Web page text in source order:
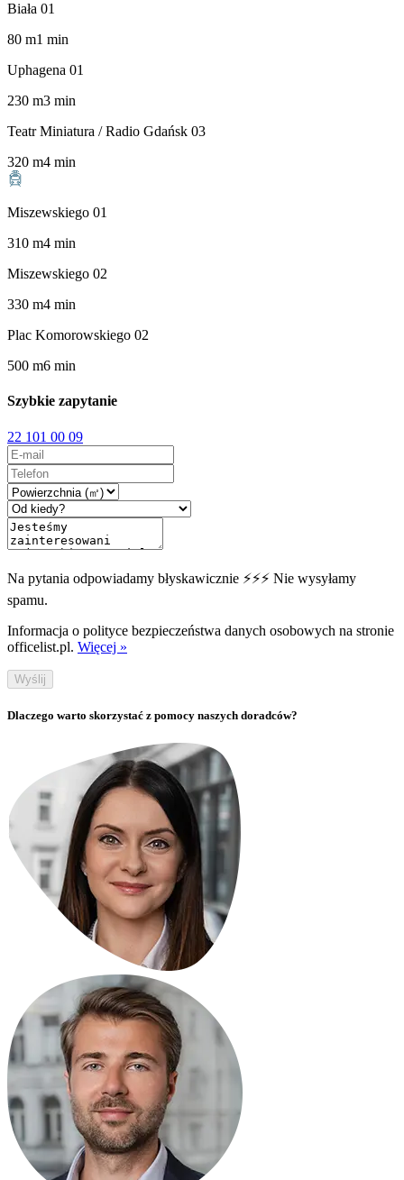
Biała 01
80 m1 min
Uphagena 01
230 m3 min
Teatr Miniatura / Radio Gdańsk 03
320 m4 min
Miszewskiego 01
310 m4 min
Miszewskiego 02
330 m4 min
Plac Komorowskiego 02
500 m6 min
Szybkie zapytanie
22 101 00 09
Na pytania odpowiadamy błyskawicznie ⚡⚡⚡ Nie wysyłamy
spamu.
Informacja o polityce bezpieczeństwa danych osobowych na stronie
officelist.pl. Więcej »
Wyślij
Dlaczego warto skorzystać z pomocy naszych doradców?